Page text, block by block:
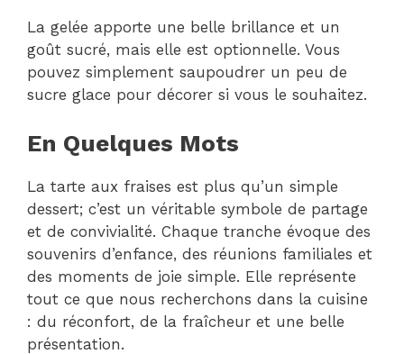
La gelée apporte une belle brillance et un
goût sucré, mais elle est optionnelle. Vous
pouvez simplement saupoudrer un peu de
sucre glace pour décorer si vous le souhaitez.
En Quelques Mots
La tarte aux fraises est plus qu’un simple
dessert; c’est un véritable symbole de partage
et de convivialité. Chaque tranche évoque des
souvenirs d’enfance, des réunions familiales et
des moments de joie simple. Elle représente
tout ce que nous recherchons dans la cuisine
: du réconfort, de la fraîcheur et une belle
présentation.